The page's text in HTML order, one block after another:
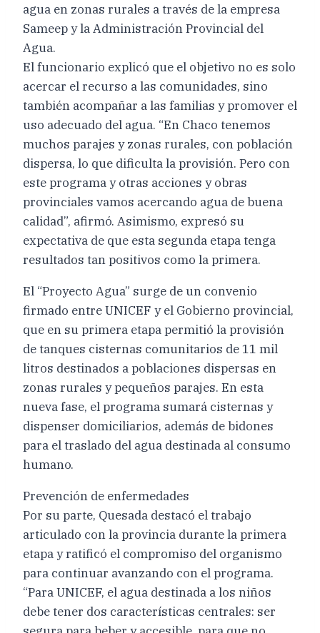
agua en zonas rurales a través de la empresa
Sameep y la Administración Provincial del
Agua.
El funcionario explicó que el objetivo no es solo
acercar el recurso a las comunidades, sino
también acompañar a las familias y promover el
uso adecuado del agua. “En Chaco tenemos
muchos parajes y zonas rurales, con población
dispersa, lo que dificulta la provisión. Pero con
este programa y otras acciones y obras
provinciales vamos acercando agua de buena
calidad”, afirmó. Asimismo, expresó su
expectativa de que esta segunda etapa tenga
resultados tan positivos como la primera.
El “Proyecto Agua” surge de un convenio
firmado entre UNICEF y el Gobierno provincial,
que en su primera etapa permitió la provisión
de tanques cisternas comunitarios de 11 mil
litros destinados a poblaciones dispersas en
zonas rurales y pequeños parajes. En esta
nueva fase, el programa sumará cisternas y
dispenser domiciliarios, además de bidones
para el traslado del agua destinada al consumo
humano.
Prevención de enfermedades
Por su parte, Quesada destacó el trabajo
articulado con la provincia durante la primera
etapa y ratificó el compromiso del organismo
para continuar avanzando con el programa.
“Para UNICEF, el agua destinada a los niños
debe tener dos características centrales: ser